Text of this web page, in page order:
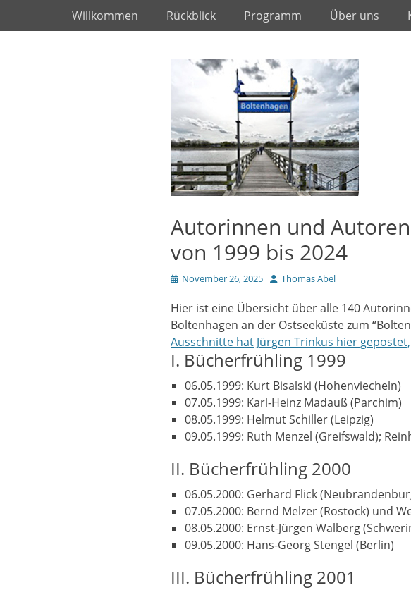
Primäres Menü
Zum
Inhalt
Willkommen Rückblick Programm Über uns
Autorinnen und
von 1999 bis 2024
Veröffentlicht
November 26, 2025 AutorThomas Abel
Hier ist eine Übersicht über alle 140
Boltenhagen an der Ostseeküste zum
Ausschnitte hat Jürgen Trinkus hier gepostet,
I. Bücherfrühling 1999
06.05.1999: Kurt Bisalski (Hohenviecheln)
07.05.1999: Karl-Heinz Madauß (Parchim)
08.05.1999: Helmut Schiller (Leipzig)
09.05.1999: Ruth Menzel (Greifswald);
II. Bücherfrühling 2000
06.05.2000: Gerhard Flick
07.05.2000: Bernd Melzer (Rostock) und
08.05.2000: Ernst-Jürgen Walberg
09.05.2000: Hans-Georg Stengel (Berlin)
III. Bücherfrühling 2001